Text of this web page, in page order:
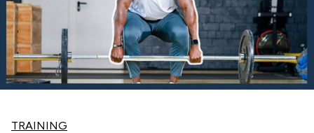
TRAINING